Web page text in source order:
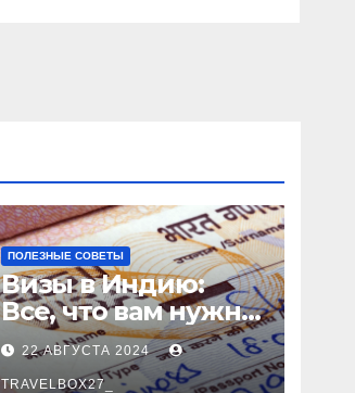
ПОЛЕЗНЫЕ СОВЕТЫ
Визы в Индию:
Все, что вам нужно
знать
22 АВГУСТА 2024
TRAVELBOX27_